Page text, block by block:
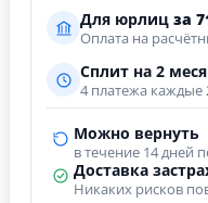
Для юрлиц за
Оплата на
Сплит на 2
4 платежа каждые
Можно вернуть
в течение 14 дней
Доставка
Никаких рисков